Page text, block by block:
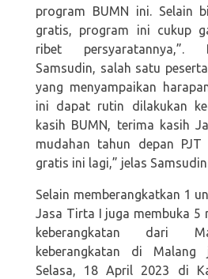
program BUMN ini. Selain
gratis, program ini cukup
ribet persyaratannya,”.
Samsudin, salah satu
yang menyampaikan
ini dapat rutin dilakukan
kasih BUMN, terima kasih
mudahan tahun depan
gratis ini lagi,” jelas
Selain memberangkatkan 1
Jasa Tirta I juga membuka 5
keberangkatan dari
keberangkatan di Malang
Selasa, 18 April 2023 di